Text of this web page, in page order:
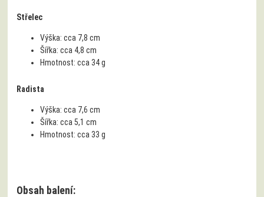
Střelec
Výška:cca 7,8 cm
Šířka:cca 4,8 cm
Hmotnost:cca 34 g
Radista
Výška:cca 7,6 cm
Šířka:cca 5,1 cm
Hmotnost:cca 33 g
Obsah balení: